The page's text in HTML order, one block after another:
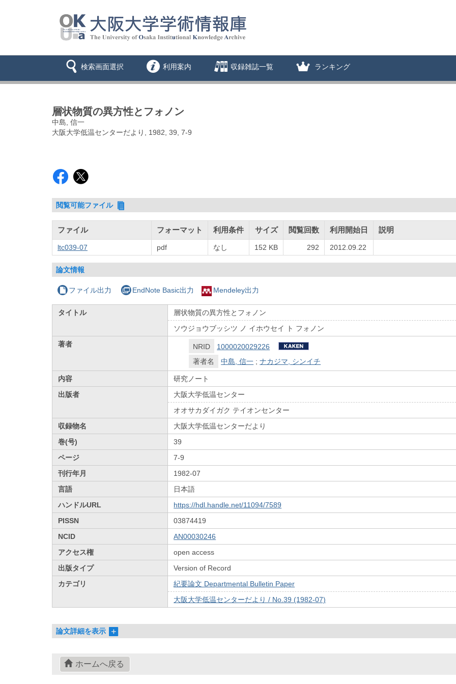
検索画面選択 利用案内 収録雑誌一覧 ランキング
層状物質の異方性とフォノン
中島, 信一
大阪大学低温センターだより, 1982, 39, 7-9
閲覧可能ファイル
ファイル フォーマット 利用条件 サイズ 閲覧回数 利用開始日 説明
ltc039-07 pdf なし 152 KB 292 2012.09.22
論文情報
ファイル出力 EndNote Basic出力 Mendeley出力
タイトル
層状物質の異方性とフォノン
ソウジョウブッシツ ノ イホウセイ ト フォノン
著者
NRID
1000020029226
著者名
中島, 信一 ;ナカジマ, シンイチ
内容
研究ノート
出版者
大阪大学低温センター
オオサカダイガク テイオンセンター
収録物名
大阪大学低温センターだより
巻(号)
39
ページ
7-9
刊行年月
1982-07
言語
日本語
ハンドルURL
https://hdl.handle.net/11094/7589
PISSN
03874419
NCID
AN00030246
アクセス権
open access
出版タイプ
Version of Record
カテゴリ
紀要論文 Departmental Bulletin Paper
大阪大学低温センターだより / No.39 (1982-07)
論文詳細を表示
ホームへ戻る